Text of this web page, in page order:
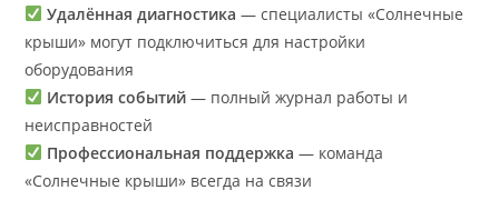
Удалённая диагностика — специалисты «Солнечные
крыши» могут подключиться для настройки
оборудования
История событий — полный журнал работы и
неисправностей
Профессиональная поддержка — команда
«Солнечные крыши» всегда на связи